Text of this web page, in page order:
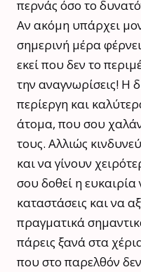
περνάς όσο το
Αν ακόμη υπάρχει
σημερινή μέρα
εκεί που δεν το
την αναγνωρίσεις! Η
περίεργη και
άτομα, που σου
τους. Αλλιώς
και να γίνουν
σου δοθεί η ευκαιρία
καταστάσεις και να
πραγματικά
πάρεις ξανά στα
που στο παρελθόν